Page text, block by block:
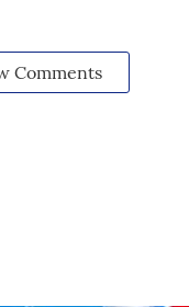
Comments